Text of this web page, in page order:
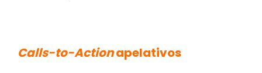
Calls-to-Actionapelativos